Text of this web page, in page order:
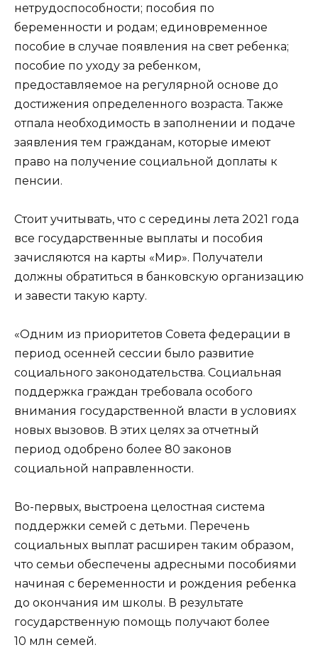
нетрудоспособности; пособия по
беременности и родам; единовременное
пособие в случае появления на свет ребенка;
пособие по уходу за ребенком,
предоставляемое на регулярной основе до
достижения определенного возраста. Также
отпала необходимость в заполнении и подаче
заявления тем гражданам, которые имеют
право на получение социальной доплаты к
пенсии.
Стоит учитывать, что с середины лета 2021 года
все государственные выплаты и пособия
зачисляются на карты «Мир». Получатели
должны обратиться в банковскую организацию
и завести такую карту.
«Одним из приоритетов Совета федерации в
период осенней сессии было развитие
социального законодательства. Социальная
поддержка граждан требовала особого
внимания государственной власти в условиях
новых вызовов. В этих целях за отчетный
период одобрено более 80 законов
социальной направленности.
Во-первых, выстроена целостная система
поддержки семей с детьми. Перечень
социальных выплат расширен таким образом,
что семьи обеспечены адресными пособиями
начиная с беременности и рождения ребенка
до окончания им школы. В результате
государственную помощь получают более
10 млн семей.